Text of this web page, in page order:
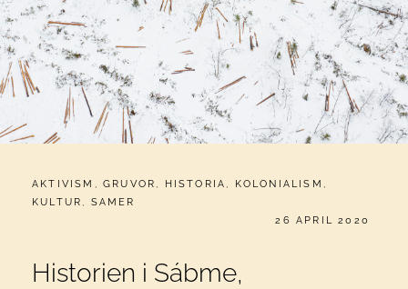
CATEGORIES:
AKTIVISM ,GRUVOR , HISTORIA , KOLONIALISM ,
KULTUR , SAMER
PUBLICERAT
26 APRIL 2020
Historien i Sábme,